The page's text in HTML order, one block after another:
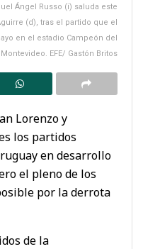
Ángel Russo (i) saluda este
(d), tras el partido que el
en el estadio Campeón del
EFE/ Gastón Britos
Lorenzo y
los partidos
en desarrollo
el pleno de los
por la derrota
de la